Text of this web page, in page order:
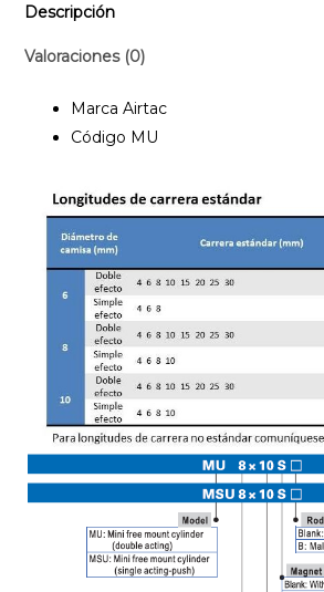
Descripción
Valoraciones (0)
Marca Airtac
Código MU